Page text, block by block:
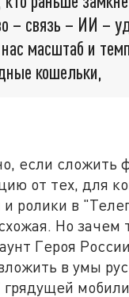
– связь – ИИ –
масштаб и
кошельки,
если сложить
от тех, для
и ролики в
Но зачем
Героя
в умы